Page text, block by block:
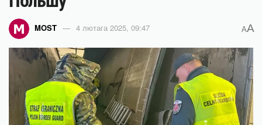
MOST 4 лютага 2025, 09:47 AA